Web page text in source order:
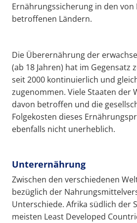
Ernährungssicherung in den von
betroffenen Ländern.
Die Überernährung der
(ab 18 Jahren) hat im
seit 2000 kontinuierlich und
zugenommen. Viele Staaten der
davon betroffen und die
Folgekosten dieses
ebenfalls nicht unerheblich.
Unterernährung
Zwischen den verschiedenen
bezüglich der
Unterschiede. Afrika südlich der
meisten Least Developed